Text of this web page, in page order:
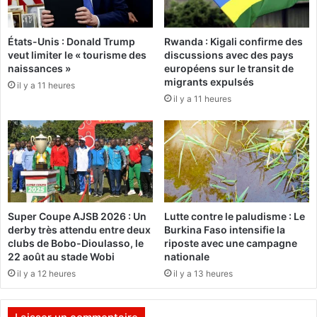
b
e
i
i
o
n
p
r
e
n
f
a
n
t
s
p
u
v
États-Unis : Donald Trump
veut limiter le « tourisme des
naissances »
il y a 11 heures
Rwanda : Kigali confirme des
discussions avec des pays
européens sur le transit de
migrants expulsés
il y a 11 heures
Super Coupe AJSB 2026 : Un
derby très attendu entre deux
clubs de Bobo-Dioulasso, le
22 août au stade Wobi
il y a 12 heures
Lutte contre le paludisme : Le
Burkina Faso intensifie la
riposte avec une campagne
nationale
il y a 13 heures